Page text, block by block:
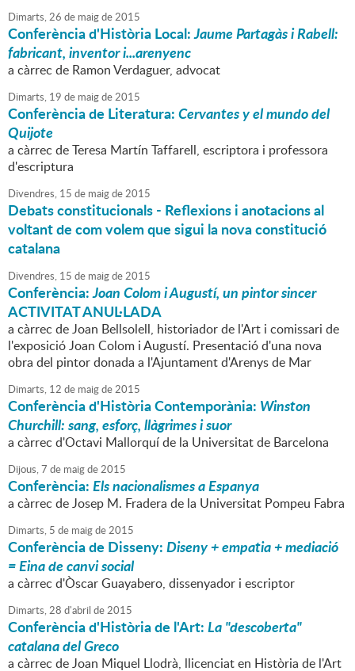
Dimarts,26 de maigde2015
Conferència d'Història Local:Jaume Partagàs i Rabell:
fabricant, inventor i...arenyenc
a càrrec de Ramon Verdaguer, advocat
Dimarts, 19 de maigde2015
Conferència de Literatura:Cervantes y el mundo del
Quijote
a càrrec de Teresa Martín Taffarell, escriptora i professora
d'escriptura
Divendres, 15 de maigde2015
Debats constitucionals - Reflexions i anotacions al
voltant de com volem que sigui la nova constitució
catalana
Divendres, 15 de maigde2015
Conferència:Joan Colom i Augustí, un pintor sincer
ACTIVITAT ANUL·LADA
a càrrec de Joan Bellsolell, historiador de l'Art i comissari de
l'exposició Joan Colom i Augustí. Presentació d'una nova
obra del pintor donada a l'Ajuntament d'Arenys de Mar
Dimarts, 12 de maigde2015
Conferència d'Història Contemporània: Winston
Churchill: sang, esforç, llàgrimes i suor
a càrrec d'Octavi Mallorquí de la Universitat de Barcelona
Dijous,7 de maigde2015
Conferència:Els nacionalismes a Espanya
a càrrec de Josep M. Fradera de la Universitat Pompeu Fabra
Dimarts, 5 de maigde2015
Conferència de Disseny:Diseny + empatia + mediació
= Eina de canvi social
a càrrec d'Òscar Guayabero, dissenyador i escriptor
Dimarts,28 d'abril de2015
Conferència d'Història de l'Art:La "descoberta"
catalana del Greco
a càrrec de Joan Miquel Llodrà, llicenciat en Història de l'Art